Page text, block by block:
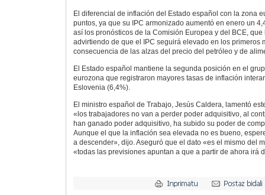
El diferencial de inflación del Estado español con la zona
puntos, ya que su IPC armonizado aumentó en enero un
así los pronósticos de la Comisión Europea y del BCE,
advirtiendo de que el IPC seguirá elevado en los primeros
consecuencia de las alzas del precio del petróleo y de
El Estado español mantiene la segunda posición en el
eurozona que registraron mayores tasas de inflación
Eslovenia (6,4%).
El ministro español de Trabajo, Jesús Caldera, lamentó
«los trabajadores no van a perder poder adquisitivo, al
han ganado poder adquisitivo, ha subido su poder de
Aunque el que la inflación sea elevada no es bueno,
a descender», dijo. Aseguró que el dato «es el mismo del
«todas las previsiones apuntan a que a partir de ahora irá